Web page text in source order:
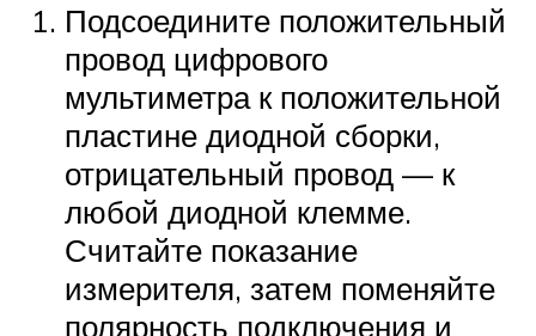
Подсоедините положительный
провод цифрового
мультиметра к положительной
пластине диодной сборки,
отрицательный провод — к
любой диодной клемме.
Считайте показание
измерителя, затем поменяйте
полярность подключения и